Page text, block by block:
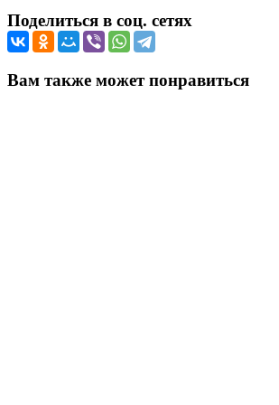
Поделиться в соц. сетях
Вам также может понравиться